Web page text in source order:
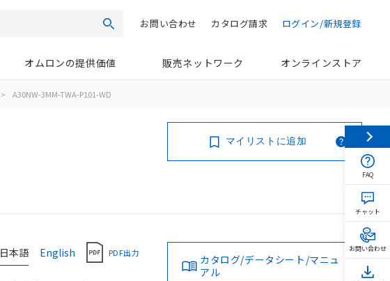
検索 ログイン/新規登録
カタログ請求
お問い合わせ
オムロンの提供価値 販売ネットワーク オンラインストア
> A30NW-3MM-TWA-P101-WD
マイリストに追加
日本語 English PDF出力
カタログ/データシート/マニュ
アル
FAQ
チャット
お問い合わせ